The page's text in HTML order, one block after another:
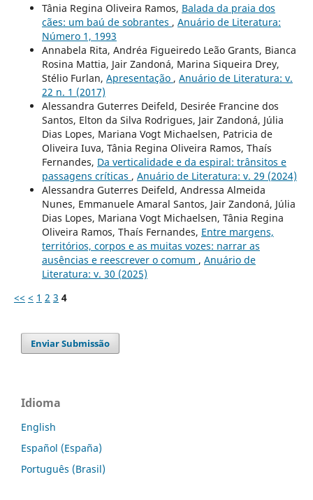
Tânia Regina Oliveira Ramos, Balada da praia dos
cães: um baú de sobrantes , Anuário de Literatura:
Número 1, 1993
Annabela Rita, Andréa Figueiredo Leão Grants, Bianca
Rosina Mattia, Jair Zandoná, Marina Siqueira Drey,
Stélio Furlan, Apresentação , Anuário de Literatura: v.
22 n. 1 (2017)
Alessandra Guterres Deifeld, Desirée Francine dos
Santos, Elton da Silva Rodrigues, Jair Zandoná, Júlia
Dias Lopes, Mariana Vogt Michaelsen, Patricia de
Oliveira Iuva, Tânia Regina Oliveira Ramos, Thaís
Fernandes, Da verticalidade e da espiral: trânsitos e
passagens críticas , Anuário de Literatura: v. 29 (2024)
Alessandra Guterres Deifeld, Andressa Almeida
Nunes, Emmanuele Amaral Santos, Jair Zandoná, Júlia
Dias Lopes, Mariana Vogt Michaelsen, Tânia Regina
Oliveira Ramos, Thaís Fernandes, Entre margens,
territórios, corpos e as muitas vozes: narrar as
ausências e reescrever o comum , Anuário de
Literatura: v. 30 (2025)
<< < 1 2 3 4
Enviar Submissão
Idioma
English
Español (España)
Português (Brasil)